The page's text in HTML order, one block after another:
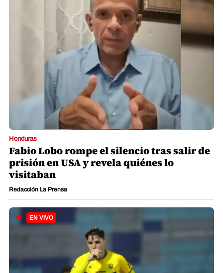
Honduras
Fabio Lobo rompe el silencio tras salir de
prisión en USA y revela quiénes lo
visitaban
Redacción La Prensa